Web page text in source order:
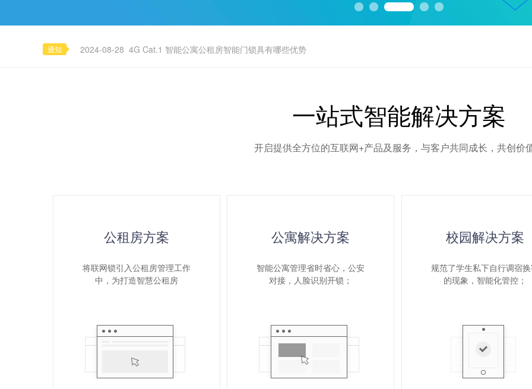
通知
2025-12-25 智控好房APP及PC端操作指导说明-LDAILOCK
2024-08-28 4G Cat.1 智能公寓公租房智能门锁具有哪些优势
一站式智能解决方案
开启提供全方位的互联网+产品及服务，与客户共同成长，共创价
公租房方案
将联网锁引入公租房管理工作
中，为打造智慧公租房
公寓解决方案
智能公寓管理省时省心，公安
对接，人脸识别开锁；
校园解决方案
规范了学生私下自行调宿
的现象，智能化管控；